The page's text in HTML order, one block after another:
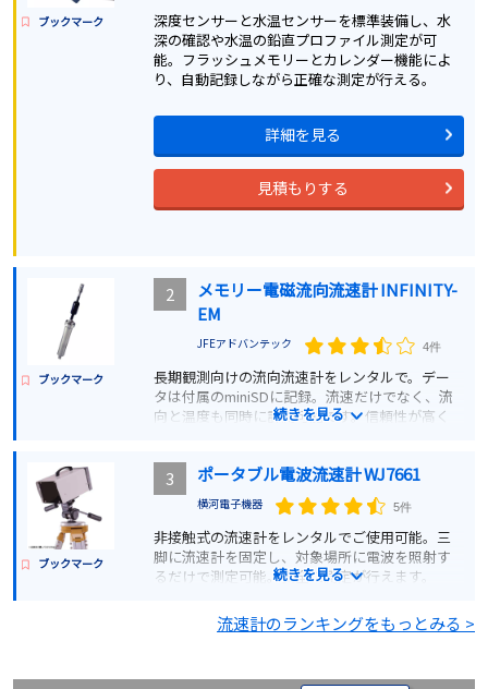
ブックマーク
深度センサーと水温センサーを標準装備し、水
深の確認や水温の鉛直プロファイル測定が可
能。フラッシュメモリーとカレンダー機能によ
り、自動記録しながら正確な測定が行える。
詳細を見る
見積もりする
ブックマーク
2
メモリー電磁流向流速計 INFINITY-
EM
JFEアドバンテック 4件
長期観測向けの流向流速計をレンタルで。デー
タは付属のminiSDに記録。流速だけでなく、流
向と温度も同時に計測可能です。信頼性が高く
見積もりする
続きを見る
ブックマーク
3 ポータブル電波流速計 WJ7661
横河電子機器 5件
非接触式の流速計をレンタルでご使用可能。三
脚に流速計を固定し、対象場所に電波を照射す
るだけで測定可能。安全に測定が行えます。
続きを見る
流速計のランキングをもっとみる >